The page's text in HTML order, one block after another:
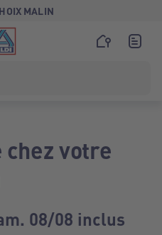
MALIN
votre
08/08 inclus